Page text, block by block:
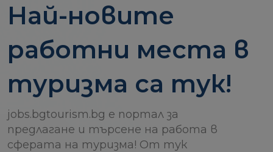
Най-новите
работни места в
туризма са тук!
jobs.bgtourism.bg е портал за
предлагане и търсене на работа в
сферата на туризма! От тук